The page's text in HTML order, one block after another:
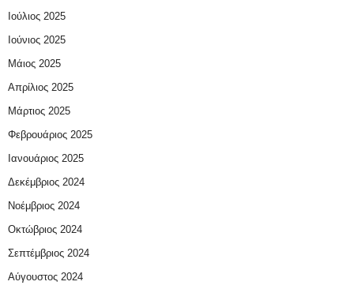
Ιούλιος 2025
Ιούνιος 2025
Μάιος 2025
Απρίλιος 2025
Μάρτιος 2025
Φεβρουάριος 2025
Ιανουάριος 2025
Δεκέμβριος 2024
Νοέμβριος 2024
Οκτώβριος 2024
Σεπτέμβριος 2024
Αύγουστος 2024